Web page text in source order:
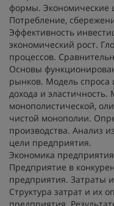
формы. Экономические
Потребление,
Эффективность
экономический рост.
процессов.
Основы
рынков. Модель спроса
дохода и
монополистической,
чистой монополии.
производства. Анализ
цели предприятия.
Экономика предприятия
Предприятие в
предприятия. Затраты
Структура затрат и их